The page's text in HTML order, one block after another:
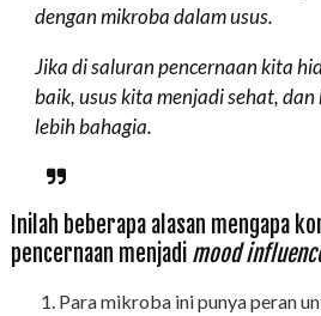
dengan mikroba dalam usus.
Jika di saluran pencernaan kita
baik, usus kita menjadi sehat,
lebih bahagia.
Inilah beberapa alasan mengapa
pencernaan menjadi mood
Para mikroba ini punya peran